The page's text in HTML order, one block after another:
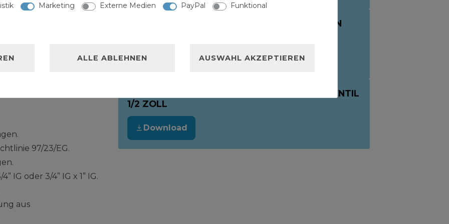
Firma Caleffi unter
Parlamentes
zur Angleichung
für
97/23/EG.
IG oder 3/4” IG x 1” IG.
aus
TECHNISCHES DATENBLATT SOLAR MEMBRAN
Download
ZERTIFIKAT SOLAR MEMBRAN ÜBERDRUCKVENTIL
1/2 ZOLL
Download
Marketing Externe Medien PayPal Funktional
ALLE ABLEHNEN AUSWAHL AKZEPTIEREN